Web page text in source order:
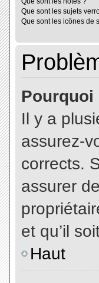
Que sont les sujets
Que sont les icônes de
Pourquoi
Il y a
assurez-
corrects.
assurer
et qu’il
Haut